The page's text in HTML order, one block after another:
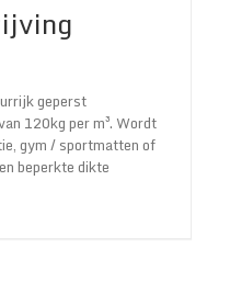
geperst
120kg per m³. Wordt
gym / sportmatten of
beperkte dikte